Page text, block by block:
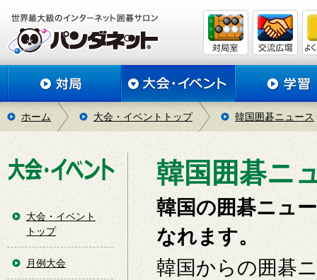
ホーム 大会・イベントトップ 韓国囲碁ニュース
韓国囲碁ニ
韓国の囲碁ニュ
なれます。
韓国からの囲碁
大会・イベント
トップ
月例大会